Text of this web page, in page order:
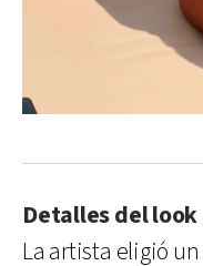
Detalles del look
La artista eligió un